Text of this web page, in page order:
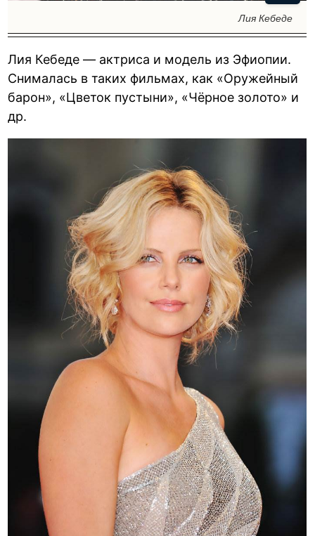
Лия Кебеде
Лия Кебеде — актриса и модель из Эфиопии.
Снималась в таких фильмах, как «Оружейный
барон», «Цветок пустыни», «Чёрное золото» и
др.